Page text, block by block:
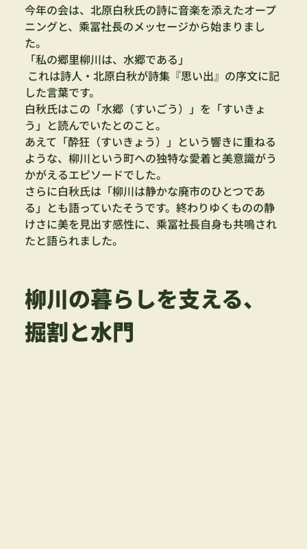
今年の会は、北原白秋氏の詩に音楽を添えたオープ
ニングと、乘冨社長のメッセージから始まりまし
た。
「私の郷里柳川は、水郷である」
これは詩人・北原白秋が詩集『思い出』の序文に記
した言葉です。
白秋氏はこの「水郷（すいごう）」を「すいきょ
う」と読んでいたとのこと。
あえて「酔狂（すいきょう）」という響きに重ねる
ような、柳川という町への独特な愛着と美意識がう
かがえるエピソードでした。
さらに白秋氏は「柳川は静かな廃市のひとつであ
る」とも語っていたそうです。終わりゆくものの静
けさに美を見出す感性に、乘冨社長自身も共鳴され
たと語られました。
柳川の暮らしを支える、
掘割と水門